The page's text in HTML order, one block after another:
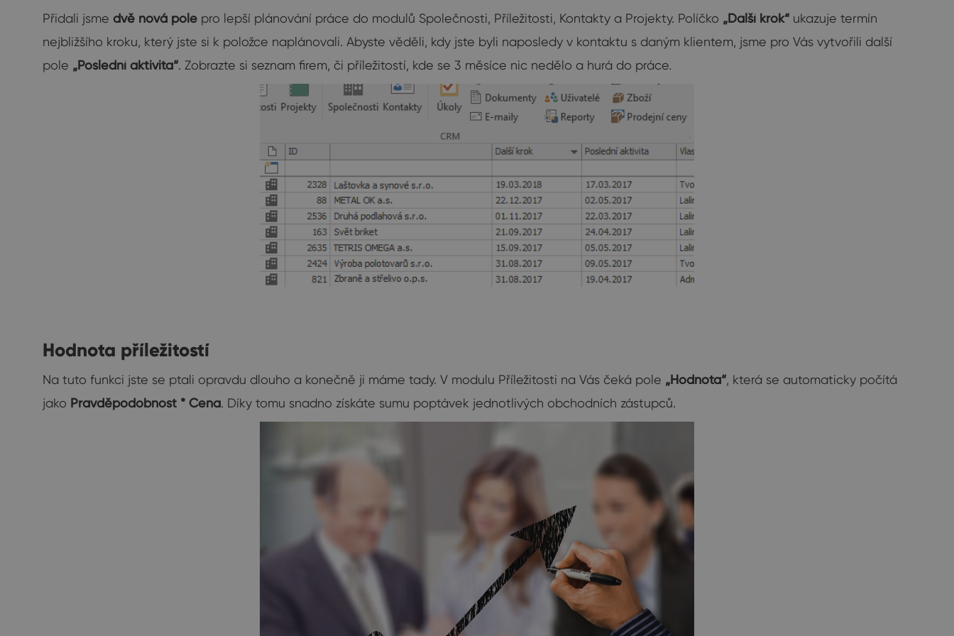
Přidali jsme dvě nová pole pro lepší plánování práce do modulů Společnosti, Příležitosti, Kontakty a Projekty. Políčko „Další krok“ ukazuje termín
nejbližšího kroku, který jste si k položce naplánovali. Abyste věděli, kdy jste byli naposledy v kontaktu s daným klientem, jsme pro Vás vytvořili další
pole „Poslední aktivita“. Zobrazte si seznam firem, či příležitostí, kde se 3 měsíce nic nedělo a hurá do práce.
Hodnota příležitostí
Na tuto funkci jste se ptali opravdu dlouho a konečně ji máme tady. V modulu Příležitosti na Vás čeká pole „Hodnota“, která se automaticky počítá
jako Pravděpodobnost * Cena. Díky tomu snadno získáte sumu poptávek jednotlivých obchodních zástupců.